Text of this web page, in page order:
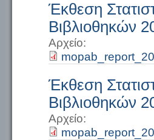
Έκθεση
Βιβλιοθηκών
Αρχείο:
Έκθεση
Βιβλιοθηκών
Αρχείο: